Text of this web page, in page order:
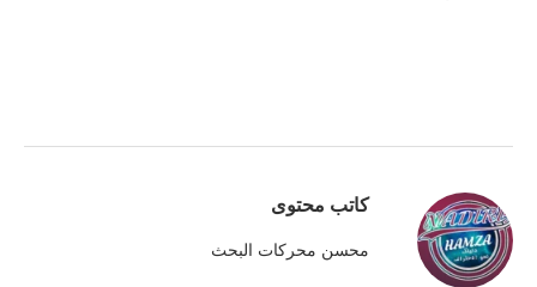
كاتب محتوى
محسن محركات البحث